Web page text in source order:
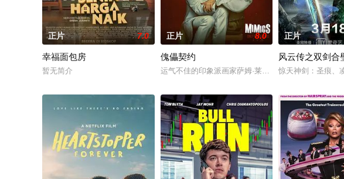
正片 7.0
幸福面包房
暂无简介
正片 8.0
傀儡契约
运气不佳的印象派画家萨姆·莱因霍尔德(Sam
正片
风云传之双剑合
惊天神剑：圣痕、